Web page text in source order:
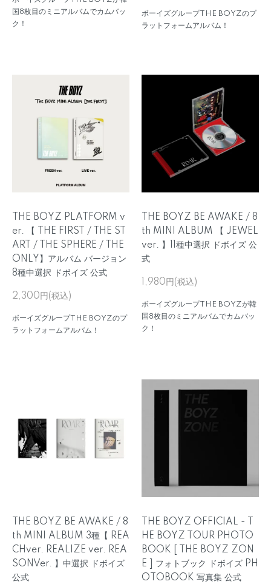
国8枚目のミニアルバムでカムバッ
ク！
ボーイズグループTHE BOYZのプ
ラットフォームアルバム！
THE BOYZ PLATFORM v
er. 【 THE FIRST / THE ST
ART / THE SPHERE / THE
ONLY】アルバム バージョン
8種中選択 ドボイズ 公式
2,300円(税込)
ボーイズグループTHE BOYZのプ
ラットフォームアルバム！
THE BOYZ BE AWAKE / 8
th MINI ALBUM 【 JEWEL
ver. 】11種中選択 ドボイズ 公
式
1,980円(税込)
ボーイズグループTHE BOYZが韓
国8枚目のミニアルバムでカムバッ
ク！
THE BOYZ BE AWAKE / 8
th MINI ALBUM 3種【 REA
CHver. REALIZE ver. REA
SONVer. 】中選択 ドボイズ
公式
THE BOYZ OFFICIAL - T
HE BOYZ TOUR PHOTO
BOOK [ THE BOYZ ZON
E ] フォトブック ドボイズ PH
OTOBOOK 写真集 公式